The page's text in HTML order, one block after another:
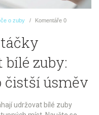
o zuby Komentáře 0
zuby:
čistší úsměv
udržovat bílé zuby